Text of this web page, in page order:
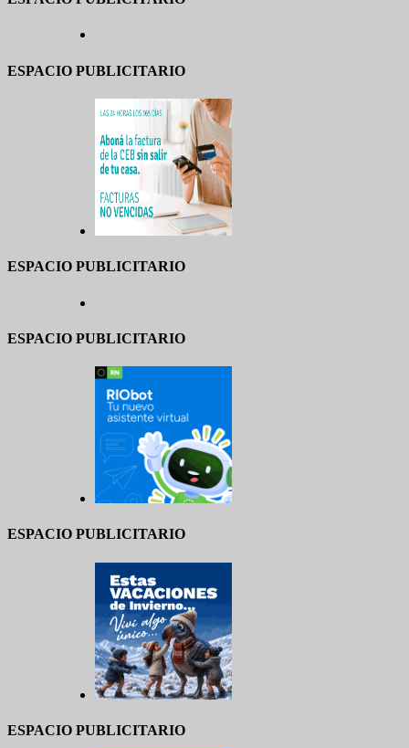
ESPACIO PUBLICITARIO
ESPACIO PUBLICITARIO
ESPACIO PUBLICITARIO
ESPACIO PUBLICITARIO
ESPACIO PUBLICITARIO